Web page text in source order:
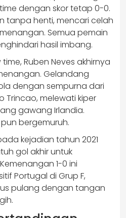
dengan skor tetap 0-0.
tanpa henti, mencari celah
Semua pemain
hasil imbang.
Ruben Neves akhirnya
Gelandang
dengan sempurna dari
Trincao, melewati kiper
gawang Irlandia.
bergemuruh.
kejadian tahun 2021
gol akhir untuk
1-0 ini
Portugal di Grup F,
pulang dengan tangan